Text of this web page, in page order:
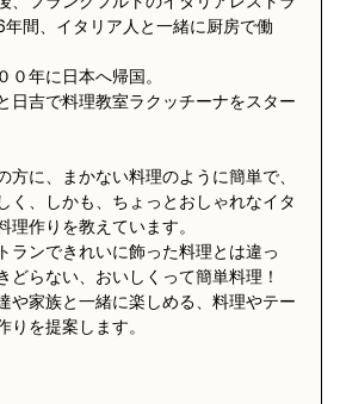
年間、イタリア人と一緒に厨房で働
０年に日本へ帰国。
日吉で料理教室ラクッチーナをスター
方に、まかない料理のように簡単で、
く、しかも、ちょっとおしゃれなイタ
理作りを教えています。
ランできれいに飾った料理とは違っ
どらない、おいしくって簡単料理！
や家族と一緒に楽しめる、料理やテー
りを提案します。